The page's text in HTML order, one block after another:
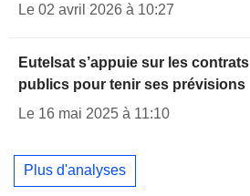
Le 02 avril 2026 à 10:27
Eutelsat s’appuie sur les contrats
publics pour tenir ses prévisions
Le 16 mai 2025 à 11:10
Plus d'analyses